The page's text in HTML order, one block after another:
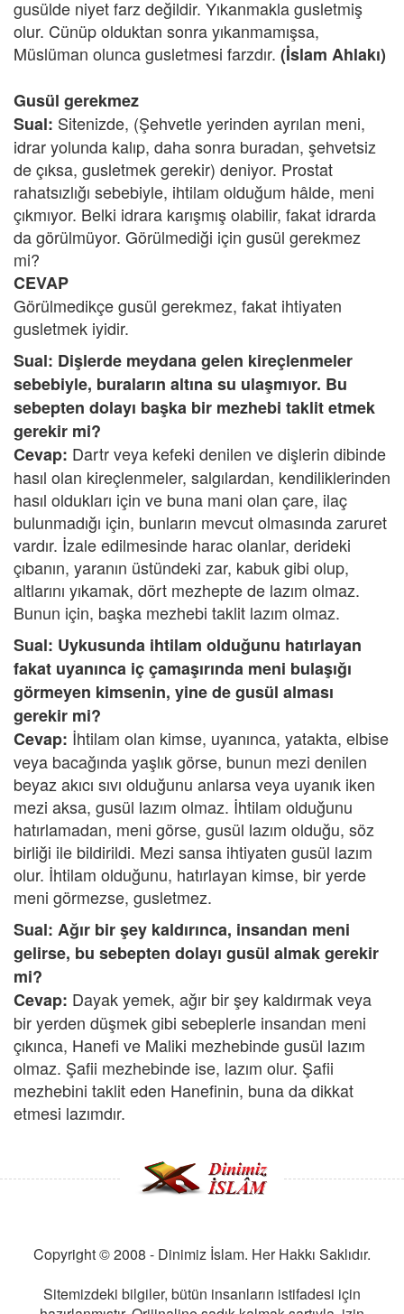
gusülde niyet farz değildir. Yıkanmakla gusletmiş
olur. Cünüp olduktan sonra yıkanmamışsa,
Müslüman olunca gusletmesi farzdır. (İslam Ahlakı)
Gusül gerekmez
Sual: Sitenizde, (Şehvetle yerinden ayrılan meni,
idrar yolunda kalıp, daha sonra buradan, şehvetsiz
de çıksa, gusletmek gerekir) deniyor. Prostat
rahatsızlığı sebebiyle, ihtilam olduğum hâlde, meni
çıkmıyor. Belki idrara karışmış olabilir, fakat idrarda
da görülmüyor. Görülmediği için gusül gerekmez
mi?
CEVAP
Görülmedikçe gusül gerekmez, fakat ihtiyaten
gusletmek iyidir.
Sual: Dişlerde meydana gelen kireçlenmeler
sebebiyle, buraların altına su ulaşmıyor. Bu
sebepten dolayı başka bir mezhebi taklit etmek
gerekir mi?
Cevap: Dartr veya kefeki denilen ve dişlerin dibinde
hasıl olan kireçlenmeler, salgılardan, kendiliklerinden
hasıl oldukları için ve buna mani olan çare, ilaç
bulunmadığı için, bunların mevcut olmasında zaruret
vardır. İzale edilmesinde harac olanlar, derideki
çıbanın, yaranın üstündeki zar, kabuk gibi olup,
altlarını yıkamak, dört mezhepte de lazım olmaz.
Bunun için, başka mezhebi taklit lazım olmaz.
Sual: Uykusunda ihtilam olduğunu hatırlayan
fakat uyanınca iç çamaşırında meni bulaşığı
görmeyen kimsenin, yine de gusül alması
gerekir mi?
Cevap: İhtilam olan kimse, uyanınca, yatakta, elbise
veya bacağında yaşlık görse, bunun mezi denilen
beyaz akıcı sıvı olduğunu anlarsa veya uyanık iken
mezi aksa, gusül lazım olmaz. İhtilam olduğunu
hatırlamadan, meni görse, gusül lazım olduğu, söz
birliği ile bildirildi. Mezi sansa ihtiyaten gusül lazım
olur. İhtilam olduğunu, hatırlayan kimse, bir yerde
meni görmezse, gusletmez.
Sual: Ağır bir şey kaldırınca, insandan meni
gelirse, bu sebepten dolayı gusül almak gerekir
mi?
Cevap: Dayak yemek, ağır bir şey kaldırmak veya
bir yerden düşmek gibi sebeplerle insandan meni
çıkınca, Hanefi ve Maliki mezhebinde gusül lazım
olmaz. Şafii mezhebinde ise, lazım olur. Şafii
mezhebini taklit eden Hanefinin, buna da dikkat
etmesi lazımdır.
Copyright © 2008 - Dinimiz İslam. Her Hakkı Saklıdır.
Sitemizdeki bilgiler, bütün insanların istifadesi için